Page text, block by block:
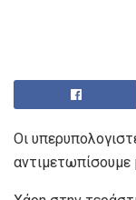
Οι
αντιμετωπίσουμε